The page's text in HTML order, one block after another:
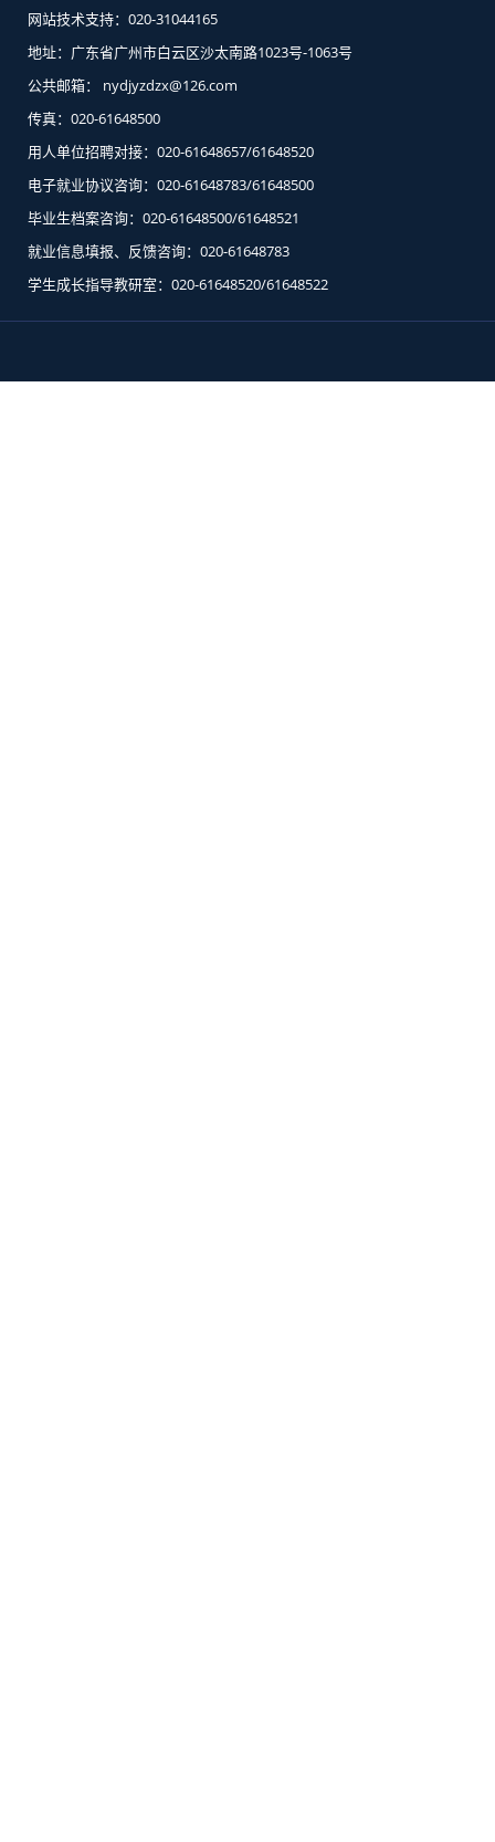
网站技术支持：020-31044165
地址：广东省广州市白云区沙太南路1023号-1063号
公共邮箱： nydjyzdzx@126.com
传真：020-61648500
用人单位招聘对接：020-61648657/61648520
电子就业协议咨询：020-61648783/61648500
毕业生档案咨询：020-61648500/61648521
就业信息填报、反馈咨询：020-61648783
学生成长指导教研室：020-61648520/61648522